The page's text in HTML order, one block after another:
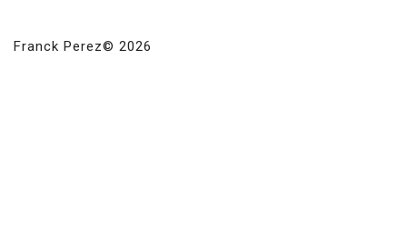
Franck Perez© 2026